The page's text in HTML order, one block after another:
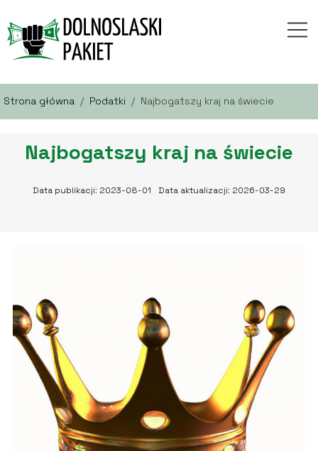
Strona główna / Podatki / Najbogatszy kraj na świecie
Najbogatszy kraj na świecie
Data publikacji: 2023-08-01 Data aktualizacji: 2026-03-29